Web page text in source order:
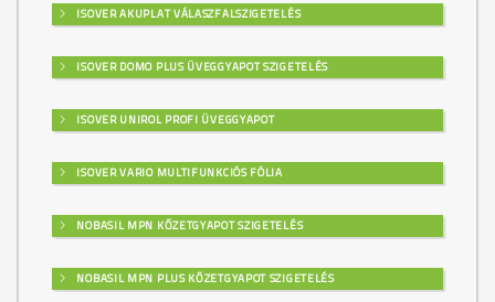
ISOVER AKUPLAT VÁLASZFALSZIGETELÉS
ISOVER DOMO PLUS ÜVEGGYAPOT SZIGETELÉS
ISOVER UNIROL PROFI ÜVEGGYAPOT
ISOVER VARIO MULTIFUNKCIÓS FÓLIA
NOBASIL MPN KŐZETGYAPOT SZIGETELÉS
NOBASIL MPN PLUS KŐZETGYAPOT SZIGETELÉS